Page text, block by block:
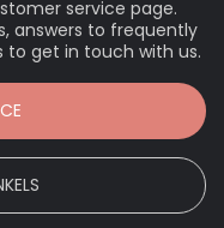
service page.
answers to frequently
to get in touch with us.